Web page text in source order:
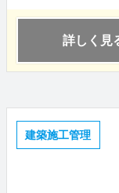
詳しく見
建築施工管理